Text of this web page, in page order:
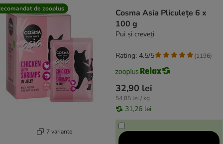
de zooplus
7 variante
Cosma Asia Pliculețe 6 x
100 g
Pui și creveți
32,90 lei
54,85 lei / kg
31,26 lei
Rating: 4.5/5 (1196)